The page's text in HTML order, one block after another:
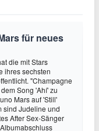
für neues
die mit Stars
ihres sechsten
"Champagne
Song 'Ahí' zu
Mars auf 'Still'
sind Judeline und
After Sex-Sänger